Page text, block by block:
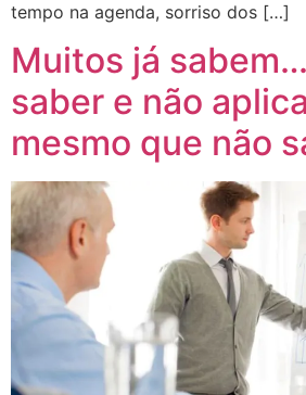
tempo na agenda, sorriso dos […]
Muitos já
saber e não
mesmo que não